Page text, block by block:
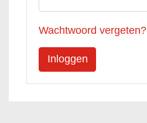
Wachtwoord vergeten?